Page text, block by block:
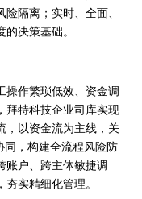
隔离；实时、全面、
决策基础。
操作繁琐低效、资金调
拜特科技企业司库实现
，以资金流为主线，关
同，构建全流程风险防
账户、跨主体敏捷调
实精细化管理。